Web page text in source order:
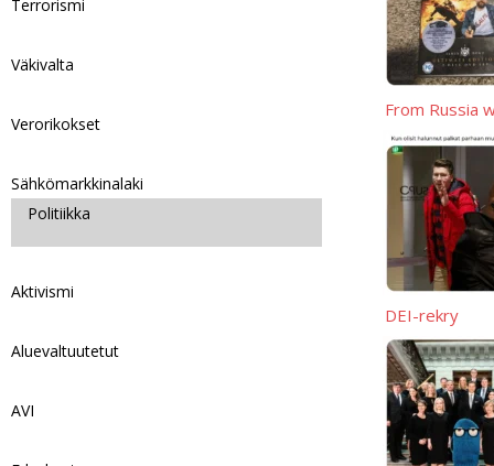
e
From Russia
DEI-rekry
Terrorismi
Väkivalta
Verorikokset
Sähkömarkkinalaki
Politiikka
Aktivismi
Aluevaltuutetut
AVI